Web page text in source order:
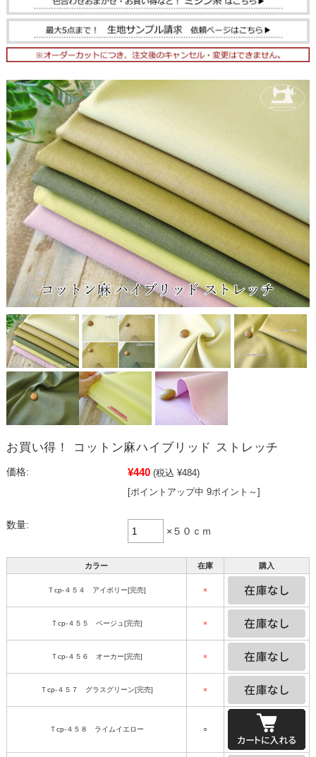
お買い得！ コットン麻ハイブリッド ストレッチ
価格: ¥440 (税込 ¥484)
[ポイントアップ中 9ポイント～]
数量:
×５０ｃｍ
カラー 在庫 購入
Ｔcp-４５４ アイボリー[完売] ×
Ｔcp-４５５ ベージュ[完売] ×
Ｔcp-４５６ オーカー[完売] ×
Ｔcp-４５７ グラスグリーン[完売] ×
Ｔcp-４５８ ライムイエロー ○